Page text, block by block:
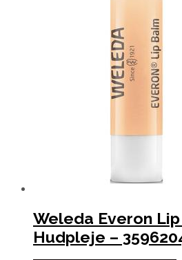
Weleda Everon
Hudpleje –